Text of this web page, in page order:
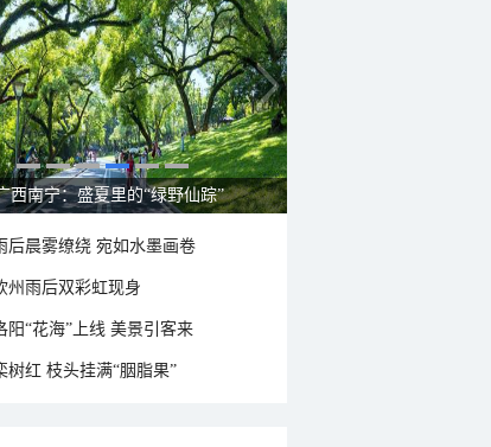
贝尔草原 藏着最治愈的蓝天白云
后晨雾缭绕 宛如水墨画卷
州雨后双彩虹现身
阳“花海”上线 美景引客来
树红 枝头挂满“胭脂果”